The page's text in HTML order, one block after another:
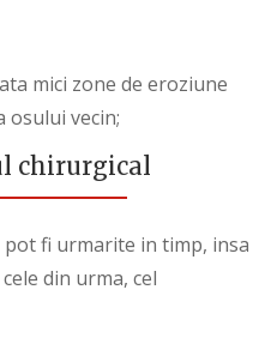
mici zone de eroziune
osului vecin;
chirurgical
fi urmarite in timp, insa
din urma, cel